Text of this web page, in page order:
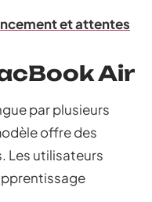
et attentes
Air
par plusieurs
offre des
Les utilisateurs